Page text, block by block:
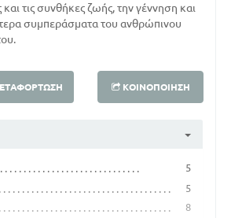
τις συνθήκες ζωής, την γέννηση και
συμπεράσματα του ανθρώπινου
ΚΟΙΝΟΠΟΊΗΣΗ
5
5
8